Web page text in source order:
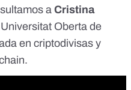
a Cristina
Oberta de
en criptodivisas y